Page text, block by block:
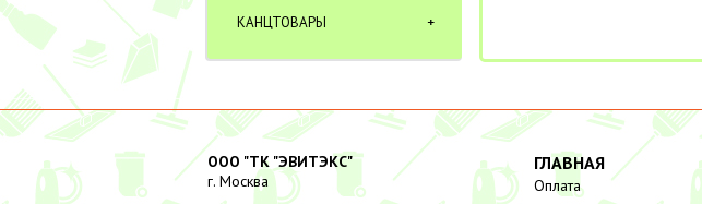
КАНЦТОВАРЫ
ООО "ТК "ЭВИТЭКС"
г. Москва
ГЛАВНАЯ
Оплата